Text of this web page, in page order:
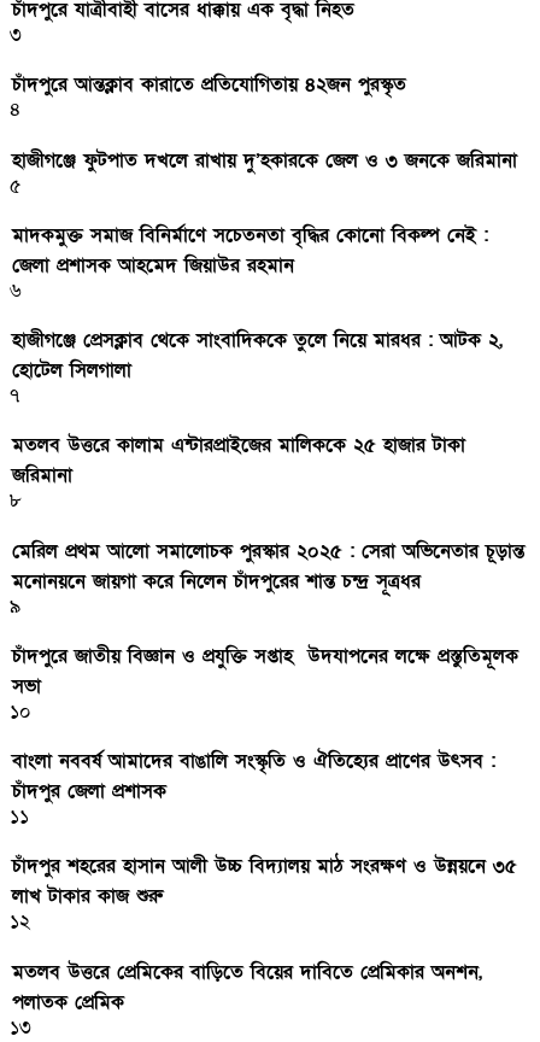
চাঁদপুরে যাত্রীবাহী বাসের ধাক্কায় এক বৃদ্ধা নিহত
৩
চাঁদপুরে আন্তক্লাব কারাতে প্রতিযোগিতায় ৪২জন পুরস্কৃত
৪
হাজীগঞ্জে ফুটপাত দখলে রাখায় দু’হকারকে জেল ও ৩ জনকে জরিমানা
৫
মাদকমুক্ত সমাজ বিনির্মাণে সচেতনতা বৃদ্ধির কোনো বিকল্প নেই :
জেলা প্রশাসক আহমেদ জিয়াউর রহমান
৬
হাজীগঞ্জে প্রেসক্লাব থেকে সাংবাদিককে তুলে নিয়ে মারধর : আটক ২,
হোটেল সিলগালা
৭
মতলব উত্তরে কালাম এন্টারপ্রাইজের মালিককে ২৫ হাজার টাকা
জরিমানা
৮
মেরিল প্রথম আলো সমালোচক পুরস্কার ২০২৫ : সেরা অভিনেতার চূড়ান্ত
মনোনয়নে জায়গা করে নিলেন চাঁদপুরের শান্ত চন্দ্র সূত্রধর
৯
চাঁদপুরে জাতীয় বিজ্ঞান ও প্রযুক্তি সপ্তাহ উদযাপনের লক্ষে প্রস্তুতিমূলক
সভা
১০
বাংলা নববর্ষ আমাদের বাঙালি সংস্কৃতি ও ঐতিহ্যের প্রাণের উৎসব :
চাঁদপুর জেলা প্রশাসক
১১
চাঁদপুর শহরের হাসান আলী উচ্চ বিদ্যালয় মাঠ সংরক্ষণ ও উন্নয়নে ৩৫
লাখ টাকার কাজ শুরু
১২
মতলব উত্তরে প্রেমিকের বাড়িতে বিয়ের দাবিতে প্রেমিকার অনশন,
পলাতক প্রেমিক
১৩